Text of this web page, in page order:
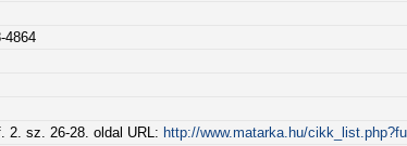
4864
2. sz. 26-28. oldal URL: http://www.matarka.hu/